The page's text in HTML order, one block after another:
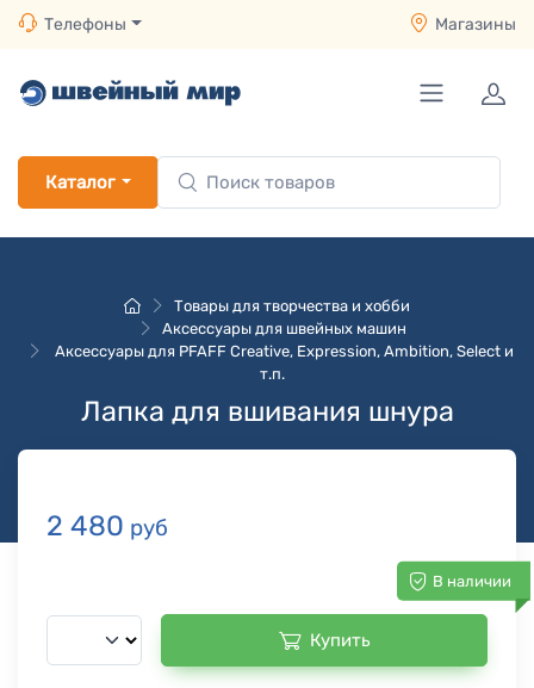
Телефоны Магазины
Каталог
Товары для творчества и хобби
Аксессуары для швейных машин
Аксессуары для PFAFF Creative, Expression, Ambition, Select и
т.п.
Лапка для вшивания шнура
2 480 руб
В наличии
Купить